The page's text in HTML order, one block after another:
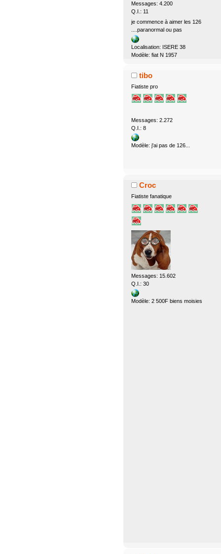
Messages: 4.200
Q.I.: 11
je commence à aimer les 126
....paranormal ou pas
Localisation: ISERE 38
Modèle: fiat N 1957
tibo
Fiatiste pro
Messages: 2.272
Q.I.: 8
Modèle: j'ai pas de 126...
Croc
Fiatiste fanatique
Messages: 15.602
Q.I.: 30
Modèle: 2 500F biens moisies